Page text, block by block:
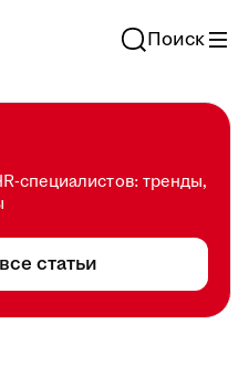
Поиск
специалистов: тренды,
статьи